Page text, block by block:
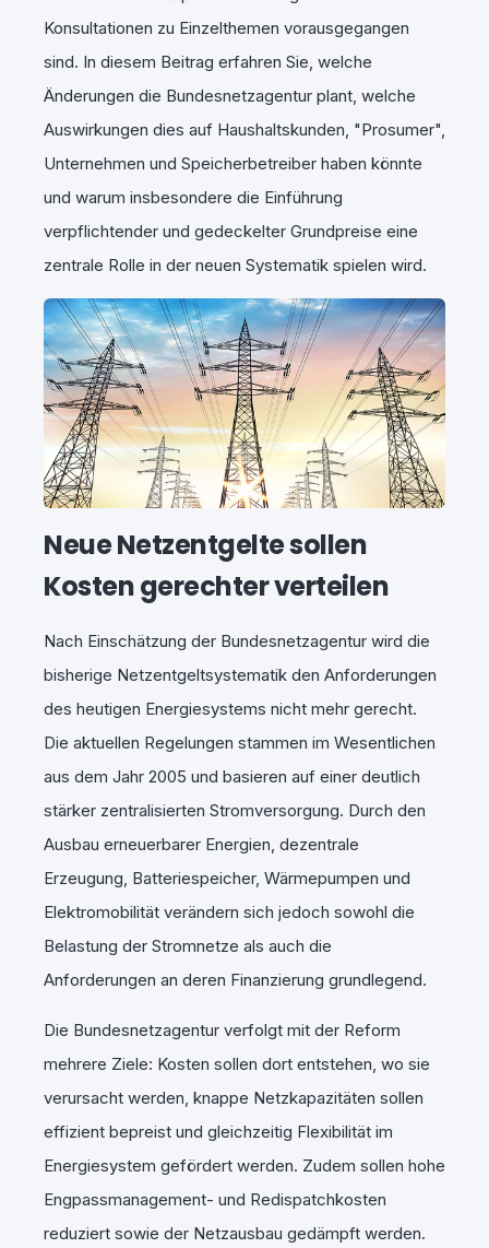
Konsultationen zu Einzelthemen vorausgegangen
sind. In diesem Beitrag erfahren Sie, welche
Änderungen die Bundesnetzagentur plant, welche
Auswirkungen dies auf Haushaltskunden, "Prosumer",
Unternehmen und Speicherbetreiber haben könnte
und warum insbesondere die Einführung
verpflichtender und gedeckelter Grundpreise eine
zentrale Rolle in der neuen Systematik spielen wird.
Neue Netzentgelte sollen
Kosten gerechter verteilen
Nach Einschätzung der Bundesnetzagentur wird die
bisherige Netzentgeltsystematik den Anforderungen
des heutigen Energiesystems nicht mehr gerecht.
Die aktuellen Regelungen stammen im Wesentlichen
aus dem Jahr 2005 und basieren auf einer deutlich
stärker zentralisierten Stromversorgung. Durch den
Ausbau erneuerbarer Energien, dezentrale
Erzeugung, Batteriespeicher, Wärmepumpen und
Elektromobilität verändern sich jedoch sowohl die
Belastung der Stromnetze als auch die
Anforderungen an deren Finanzierung grundlegend.
Die Bundesnetzagentur verfolgt mit der Reform
mehrere Ziele: Kosten sollen dort entstehen, wo sie
verursacht werden, knappe Netzkapazitäten sollen
effizient bepreist und gleichzeitig Flexibilität im
Energiesystem gefördert werden. Zudem sollen hohe
Engpassmanagement- und Redispatchkosten
reduziert sowie der Netzausbau gedämpft werden.